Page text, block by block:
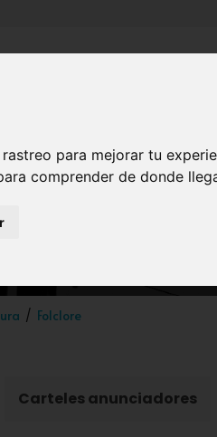
para mejorar tu
comprender de donde
Nacional de
Folclore
Carteles anunciadores